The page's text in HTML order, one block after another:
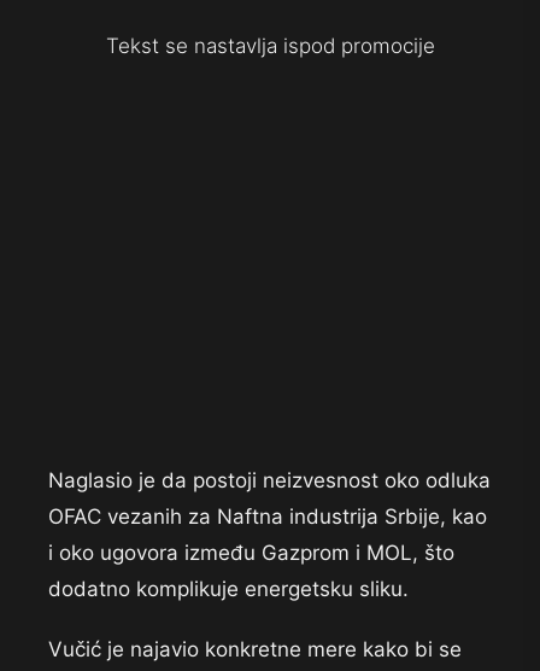
Tekst se nastavlja ispod promocije
Naglasio je da postoji neizvesnost oko odluka
OFAC vezanih za Naftna industrija Srbije, kao
i oko ugovora između Gazprom i MOL, što
dodatno komplikuje energetsku sliku.
Vučić je najavio konkretne mere kako bi se